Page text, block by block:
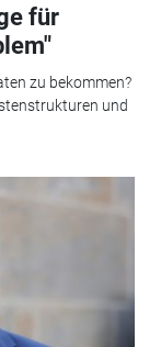
für
zu bekommen?
und